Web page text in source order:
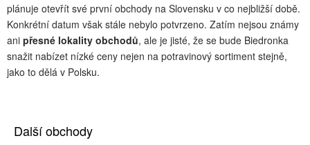
plánuje otevřít své první obchody na Slovensku v co nejbližší době.
Konkrétní datum však stále nebylo potvrzeno. Zatím nejsou známy
ani přesné lokality obchodů, ale je jisté, že se bude Biedronka
snažit nabízet nízké ceny nejen na potravinový sortiment stejně,
jako to dělá v Polsku​.
Další obchody